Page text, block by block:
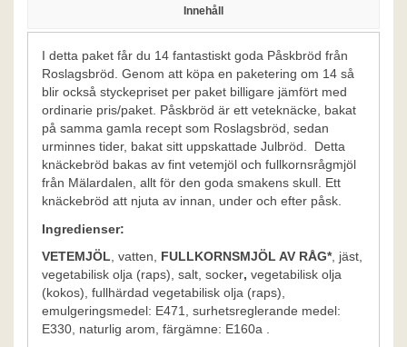
Innehåll
I detta paket får du 14 fantastiskt goda Påskbröd från
Roslagsbröd. Genom att köpa en paketering om 14 så
blir också styckepriset per paket billigare jämfört med
ordinarie pris/paket. Påskbröd är ett veteknäcke, bakat
på samma gamla recept som Roslagsbröd, sedan
urminnes tider, bakat sitt uppskattade Julbröd. Detta
knäckebröd bakas av fint vetemjöl och fullkornsrågmjöl
från Mälardalen, allt för den goda smakens skull. Ett
knäckebröd att njuta av innan, under och efter påsk.
Ingredienser:
VETEMJÖL , vatten, FULLKORNSMJÖL AV RÅG*, jäst,
vegetabilisk olja (raps), salt, socker, vegetabilisk olja
(kokos), fullhärdad vegetabilisk olja (raps),
emulgeringsmedel: E471, surhetsreglerande medel:
E330, naturlig arom, färgämne: E160a